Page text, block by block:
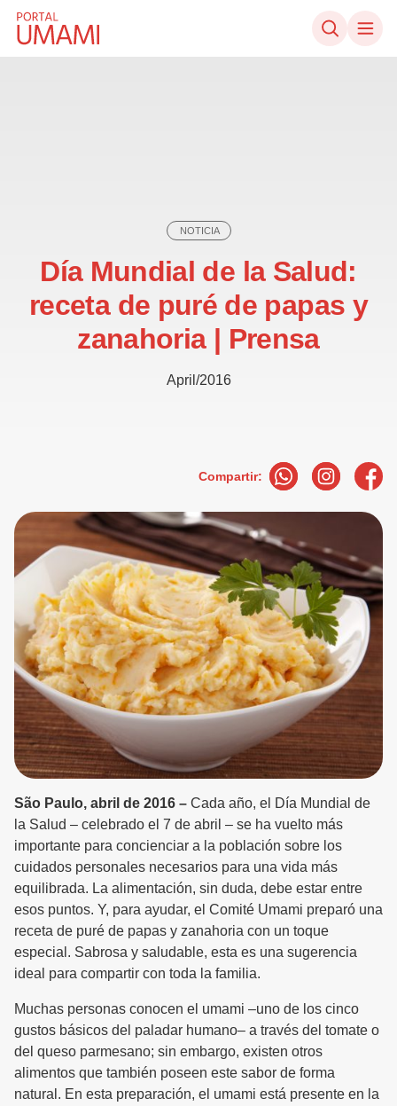
Ir directamente al contenido
NOTICIA
Día Mundial de la Salud:
receta de puré de papas y
zanahoria | Prensa
April/2016
Compartir:
São Paulo, abril de 2016 – Cada año, el Día Mundial de
la Salud – celebrado el 7 de abril – se ha vuelto más
importante para concienciar a la población sobre los
cuidados personales necesarios para una vida más
equilibrada. La alimentación, sin duda, debe estar entre
esos puntos. Y, para ayudar, el Comité Umami preparó una
receta de puré de papas y zanahoria con un toque
especial. Sabrosa y saludable, esta es una sugerencia
ideal para compartir con toda la familia.
Muchas personas conocen el umami –uno de los cinco
gustos básicos del paladar humano– a través del tomate o
del queso parmesano; sin embargo, existen otros
alimentos que también poseen este sabor de forma
natural. En esta preparación, el umami está presente en la